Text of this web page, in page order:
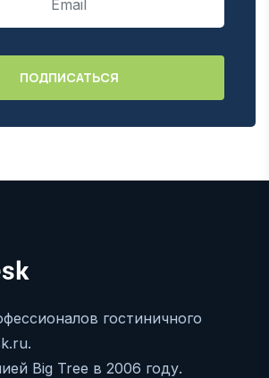
гостиничного
Big Tree в 2006 году.